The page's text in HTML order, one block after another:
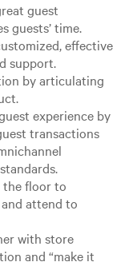
guest
guests’ time.
effective
support.
by articulating
experience by
transactions
the floor to
attend to
with store
and “make it